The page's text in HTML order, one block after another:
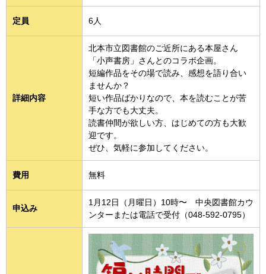
定員 6人
詳細内容
北本市立図書館のご近所にある本屋さん
「小声書房」さんとのコラボ企画。
短編作品をその場で読み、感想を語り合い
ませんか？
短い作品ばかりなので、本を読むことが苦
手な方でも大丈夫。
読書仲間が欲しい方、はじめての方も大歓
迎です。
ぜひ、気軽に参加してください。
費用 無料
申込み
1月12日（月曜日）10時〜 中央図書館カウ
ンターまたは電話で受付（048-592-0795）